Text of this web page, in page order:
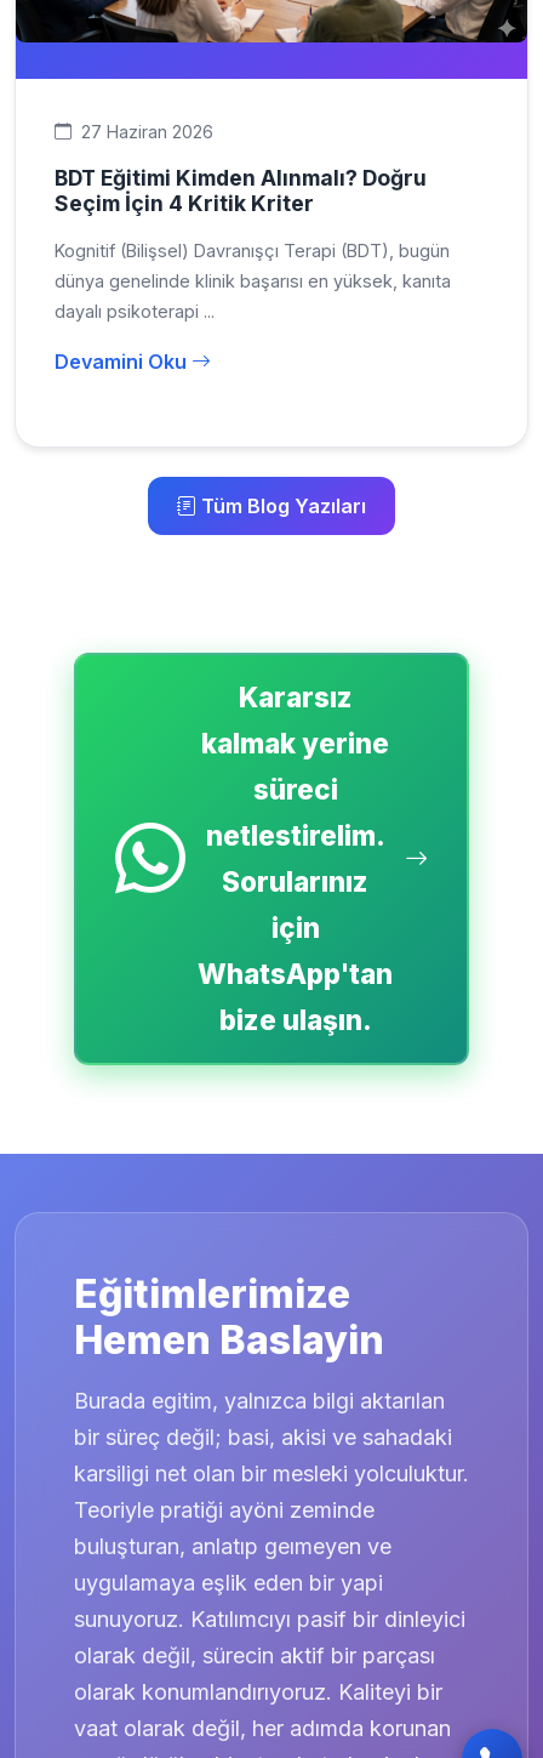
27 Haziran 2026
BDT Eğitimi Kimden Alınmalı? Doğru
Seçim İçin 4 Kritik Kriter
Kognitif (Bilişsel) Davranışçı Terapi (BDT), bugün
dünya genelinde klinik başarısı en yüksek, kanıta
dayalı psikoterapi ...
Devamini Oku
Tüm Blog Yazıları
Kararsız
kalmak yerine
süreci
netlestirelim.
Sorularınız
için
WhatsApp'tan
bize ulaşın.
Eğitimlerimize
Hemen Baslayin
Burada egitim, yalnızca bilgi aktarılan
bir süreç değil; basi, akisi ve sahadaki
karsiligi net olan bir mesleki yolculuktur.
Teoriyle pratiği ayöni zeminde
buluşturan, anlatıp geımeyen ve
uygulamaya eşlik eden bir yapi
sunuyoruz. Katılımcıyı pasif bir dinleyici
olarak değil, sürecin aktif bir parçası
olarak konumlandırıyoruz. Kaliteyi bir
vaat olarak değil, her adımda korunan